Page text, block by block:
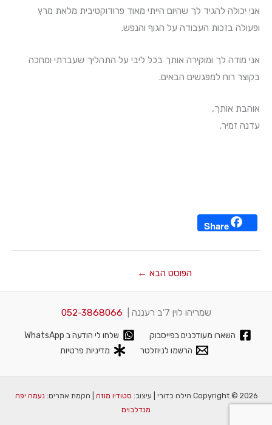
אני יכולה להגיד לך שהיום הייתי מאוד פרודוקטיבית מלאת מרץ
ופעולה בזכות העבודה על הגוף והנפש.
אני מודה לך ומוקירה אותך בכל ליבי על התהליך שעברתי ומחכה
בקוצר רוח למפגשים הבאים.
אוהבת אותך,
עדנה זמיר.
Share
הפוסט הבא ←
שמריהו לוין 7'ב רעננה | 052-3868066
השארו מעודכנים בפייסבוק
שלחו לי הודעה ב WhatsApp
הרשמו לניוזלטר
מדיניות פרטיות
Copyright © 2026 הילה כדורי | עיצוב: סטודיו מוזה | הקמת אתרים: נעמה יפה
מנדלבוים